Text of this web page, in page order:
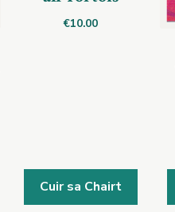
€10.00
Cuir sa Chairt